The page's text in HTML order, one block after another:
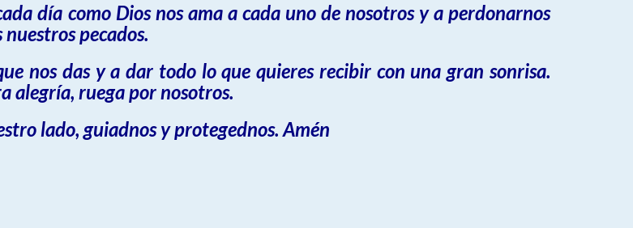
día como Dios nos ama a cada uno de nosotros y a perdonarnos
pecados.
nos das y a dar todo lo que quieres recibir con una gran sonrisa.
alegría, ruega por nosotros.
lado, guiadnos y protegednos. Amén